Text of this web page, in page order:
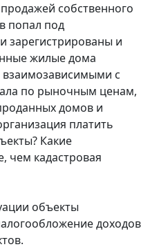
собственного
попал под
зарегистрированы и
жилые дома
взаимозависимыми с
по рыночным ценам,
домов и
платить
Какие
чем кадастровая
объекты
доходов